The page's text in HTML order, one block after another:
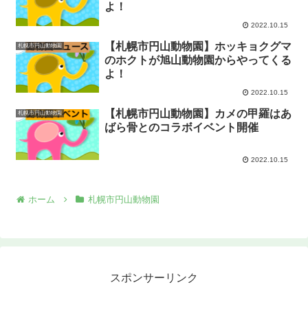
よ！
2022.10.15
札幌市円山動物園
【札幌市円山動物園】ホッキョクグマ
のホクトが旭山動物園からやってくる
よ！
2022.10.15
札幌市円山動物園
【札幌市円山動物園】カメの甲羅はあ
ばら骨とのコラボイベント開催
2022.10.15
ホーム 札幌市円山動物園
スポンサーリンク